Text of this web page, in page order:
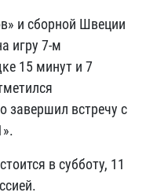
и сборной Швеции
игру 7-м
15 минут и 7
завершил встречу с
в субботу, 11